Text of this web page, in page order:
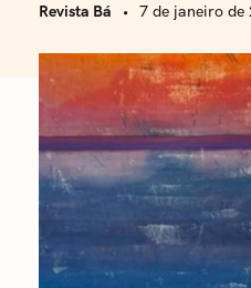
Revista Bá 7 de janeiro de